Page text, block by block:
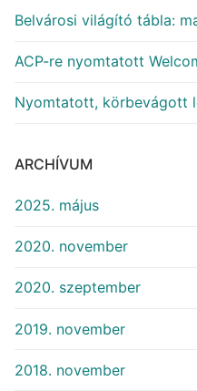
Belvárosi világító tábla:
ACP-re nyomtatott
Nyomtatott, körbevágott
ARCHÍVUM
2025. május
2020. november
2020. szeptember
2019. november
2018. november